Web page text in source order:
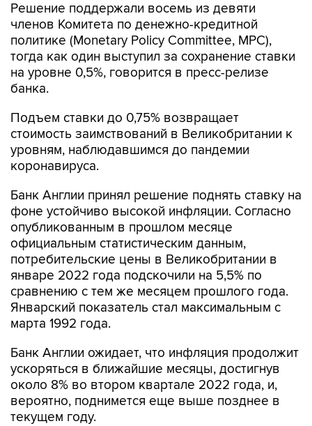
Решение поддержали восемь из девяти
членов Комитета по денежно-кредитной
политике (Monetary Policy Committee, MPC),
тогда как один выступил за сохранение ставки
на уровне 0,5%, говорится в пресс-релизе
банка.
Подъем ставки до 0,75% возвращает
стоимость заимствований в Великобритании к
уровням, наблюдавшимся до пандемии
коронавируса.
Банк Англии принял решение поднять ставку на
фоне устойчиво высокой инфляции. Согласно
опубликованным в прошлом месяце
официальным статистическим данным,
потребительские цены в Великобритании в
январе 2022 года подскочили на 5,5% по
сравнению с тем же месяцем прошлого года.
Январский показатель стал максимальным с
марта 1992 года.
Банк Англии ожидает, что инфляция продолжит
ускоряться в ближайшие месяцы, достигнув
около 8% во втором квартале 2022 года, и,
вероятно, поднимется еще выше позднее в
текущем году.